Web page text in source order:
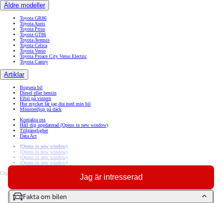
Jag är intresserad
Fakta om bilen
Äldre modeller
Toyota GR86
Toyota Auris
Toyota Prius
Toyota GT86
Toyota Avensis
Toyota Celica
Toyota Verso
Toyota Proace City Verso Electric
Toyota Camry
Artiklar
Bogsera bil
Diesel eller bensin
Elbil på vintern
Hur mycket får jag dra med min bil
Mönsterdjup på däck
Kontakta oss
Håll dig uppdaterad (Opens in new window)
Tillgänglighet
Data Act
(Opens in new window)
(Opens in new window)
(Opens in new window)
(Opens in new window)
Copyright © Toyota 2026
Integritetspolicy
Cookiepolicy
Sammanställning av personuppgiftsbehandlingar